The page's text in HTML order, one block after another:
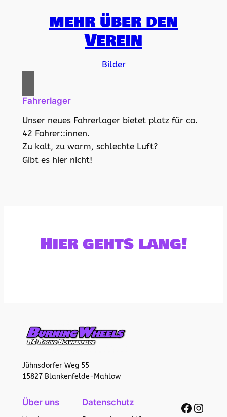
mehr über den
Verein
Bilder
Fahrerlager
Unser neues Fahrerlager bietet platz für ca.
42 Fahrer::innen.
Zu kalt, zu warm, schlechte Luft?
Gibt es hier nicht!
Hier gehts lang!
Jühnsdorfer Weg 55
15827 Blankenfelde-Mahlow
Über uns Datenschutz Facebook Instagram